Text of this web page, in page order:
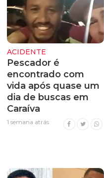
ACIDENTE
Pescador é
encontrado com
vida após quase um
dia de buscas em
Caraíva
1 semana atrás